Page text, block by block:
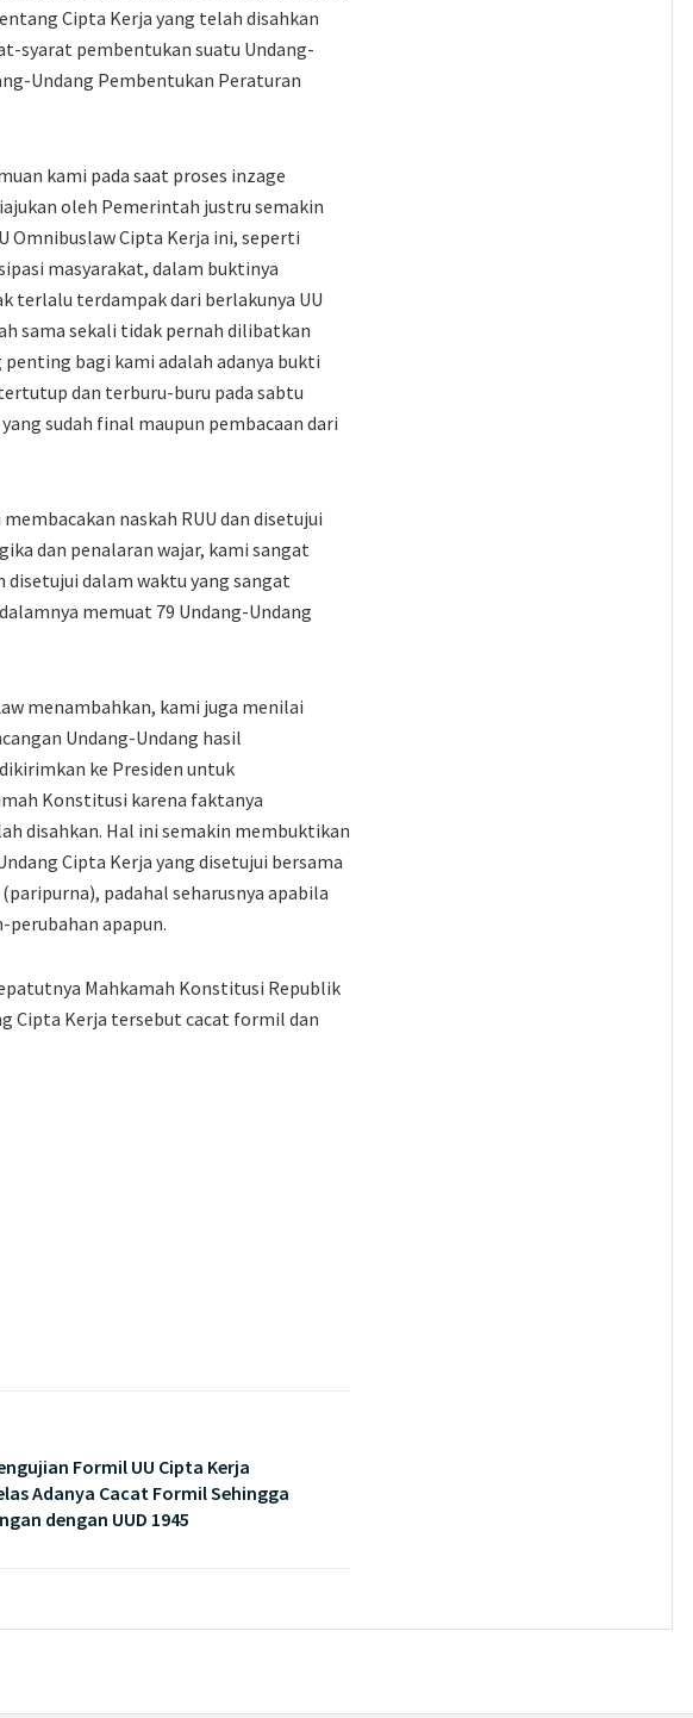
Cipta Kerja yang telah disahkan
syarat pembentukan suatu Undang-
Undang Pembentukan Peraturan
kami pada saat proses inzage
oleh Pemerintah justru semakin
Omnibuslaw Cipta Kerja ini, seperti
masyarakat, dalam buktinya
terlalu terdampak dari berlakunya UU
sama sekali tidak pernah dilibatkan
bagi kami adalah adanya bukti
dan terburu-buru pada sabtu
sudah final maupun pembacaan dari
naskah RUU dan disetujui
dan penalaran wajar, kami sangat
disetujui dalam waktu yang sangat
memuat 79 Undang-Undang
menambahkan, kami juga menilai
Undang-Undang hasil
ke Presiden untuk
Konstitusi karena faktanya
disahkan. Hal ini semakin membuktikan
Cipta Kerja yang disetujui bersama
padahal seharusnya apabila
perubahan apapun.
Mahkamah Konstitusi Republik
Cipta Kerja tersebut cacat formil dan
Formil UU Cipta Kerja
Adanya Cacat Formil Sehingga
dengan UUD 1945